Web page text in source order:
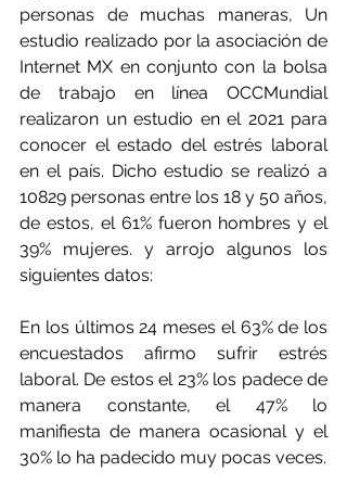
personas de muchas maneras, Un
estudio realizado por la asociación de
Internet MX en conjunto con la bolsa
de trabajo en línea OCCMundial
realizaron un estudio en el 2021 para
conocer el estado del estrés laboral
en el país. Dicho estudio se realizó a
10829 personas entre los 18 y 50 años,
de estos, el 61% fueron hombres y el
39% mujeres. y arrojo algunos los
siguientes datos:
En los últimos 24 meses el 63% de los
encuestados afirmo sufrir estrés
laboral. De estos el 23% los padece de
manera constante, el 47% lo
manifiesta de manera ocasional y el